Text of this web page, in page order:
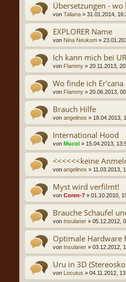
Übersetzungen -
von Taliana » 31.01.2014,
EXPLORER Name
von Nina Neukom »
Ich kann mich bei
von Flammy » 20.11.2013,
Wo finde ich
von Flammy » 20.06.2013,
Brauch Hilfe
von angelinos » 18.04.2013,
International Hood
von Mucol » 15.04.2013,
<<<<<<keine
von angelinos » 11.03.2013,
Myst wird verfilmt!
von Coren-7 » 01.10.2010,
Brauche Schaufel
von Insulaner » 05.12.2012,
Optimale Hardware
von Insulaner » 03.12.2012,
Uru in 3D
von Locutus » 04.11.2012,